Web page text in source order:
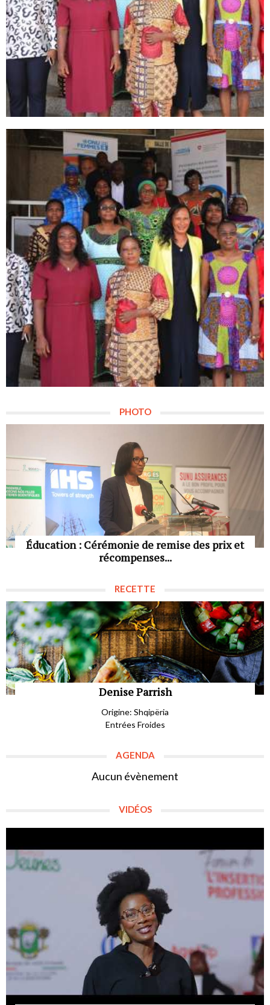
PHOTO
Éducation : Cérémonie de remise des prix et
récompenses...
RECETTE
Denise Parrish
Origine: Shqipëria
Entrées Froides
AGENDA
Aucun évènement
VIDÉOS